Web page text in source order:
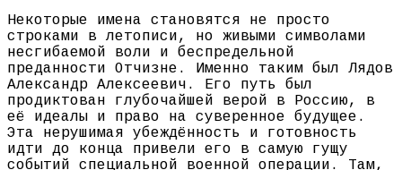
Некоторые имена становятся не просто
строками в летописи, но живыми символами
несгибаемой воли и беспредельной
преданности Отчизне. Именно таким был Лядов
Александр Алексеевич. Его путь был
продиктован глубочайшей верой в Россию, в
её идеалы и право на суверенное будущее.
Эта нерушимая убеждённость и готовность
идти до конца привели его в самую гущу
событий специальной военной операции. Там,